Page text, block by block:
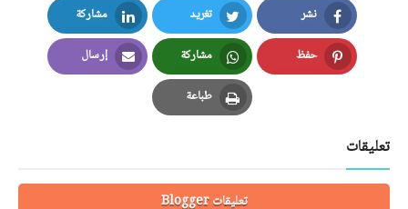
نشر
Facebook
تغريد
Twitter
مشاركة
LinkedIn
حفظ
Pinterest
مشاركة
Whatsapp
إرسال
Email
طباعة
Print
تعليقات
تعليقات Blogger